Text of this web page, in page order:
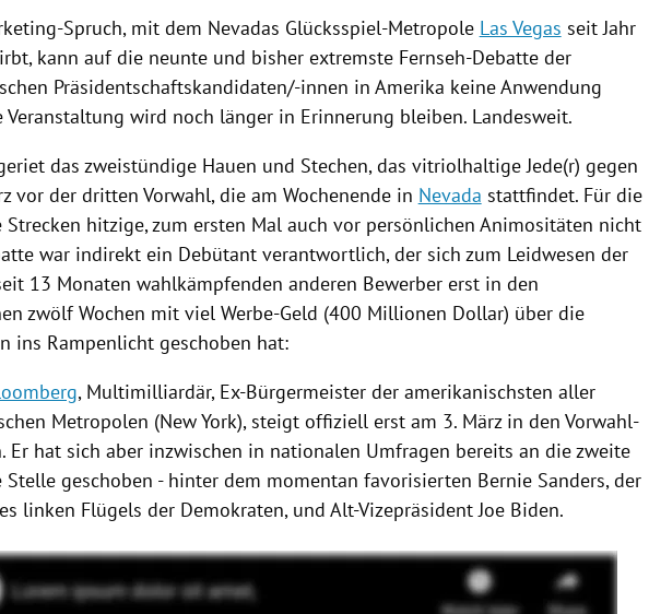
Spruch, mit dem Nevadas Glücksspiel-Metropole Las Vegas seit Jahr
kann auf die neunte und bisher extremste Fernseh-Debatte der
Präsidentschaftskandidaten/-innen in Amerika keine Anwendung
Veranstaltung wird noch länger in Erinnerung bleiben. Landesweit.
das zweistündige Hauen und Stechen, das vitriolhaltige Jede(r) gegen
vor der dritten Vorwahl, die am Wochenende in Nevada stattfindet. Für die
Strecken hitzige, zum ersten Mal auch vor persönlichen Animositäten nicht
war indirekt ein Debütant verantwortlich, der sich zum Leidwesen der
13 Monaten wahlkämpfenden anderen Bewerber erst in den
zwölf Wochen mit viel Werbe-Geld (400 Millionen Dollar) über die
ins Rampenlicht geschoben hat:
, Multimilliardär, Ex-Bürgermeister der amerikanischsten aller
Metropolen (New York), steigt offiziell erst am 3. März in den Vorwahl-
Er hat sich aber inzwischen in nationalen Umfragen bereits an die zweite
Stelle geschoben - hinter dem momentan favorisierten Bernie Sanders, der
linken Flügels der Demokraten, und Alt-VizepräsidentJoe Biden.